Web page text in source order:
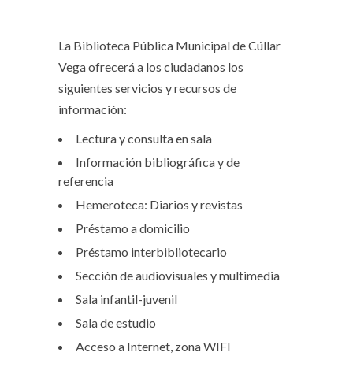
La Biblioteca Pública Municipal de Cúllar
Vega ofrecerá a los ciudadanos los
siguientes servicios y recursos de
información:
Lectura y consulta en sala
Información bibliográfica y de
referencia
Hemeroteca: Diarios y revistas
Préstamo a domicilio
Préstamo interbibliotecario
Sección de audiovisuales y multimedia
Sala infantil-juvenil
Sala de estudio
Acceso a Internet, zona WIFI